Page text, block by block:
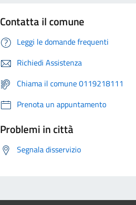
Contatta il comune
Leggi le domande frequenti
Richiedi Assistenza
Chiama il comune 0119218111
Prenota un appuntamento
Problemi in città
Segnala disservizio